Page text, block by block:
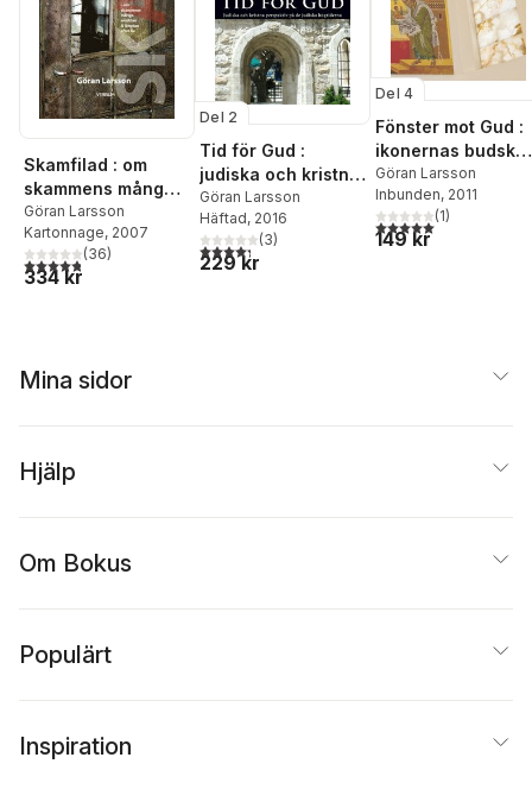
Skamfilad : om
skammens många
ansikten & längtan
efter liv
Göran Larsson
Kartonnage, 2007
4,8utav 5 stjärnor. Totalt antal röster:
(36)
334 kr
Del 2
Tid för Gud :
judiska och kristna
perspektiv på de
judiska högtiderna
Göran Larsson
Häftad, 2016
4,3utav 5 stjärnor. Totalt antal röster:
(3)
229 kr
Del 4
Fönster mot Gud :
ikonernas
i Svenska
teologiska
institutets kapell i
Jerusalem
Göran Larsson
Inbunden, 2011
5,0utav 5 stjärnor.
(1)
149 kr
Mina sidor
Hjälp
Om Bokus
Populärt
Inspiration